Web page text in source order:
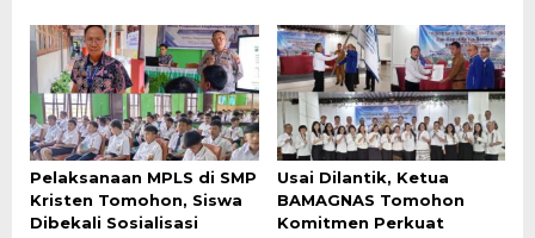
Pelaksanaan MPLS di SMP
Kristen Tomohon, Siswa
Dibekali Sosialisasi
Usai Dilantik, Ketua
BAMAGNAS Tomohon
Komitmen Perkuat